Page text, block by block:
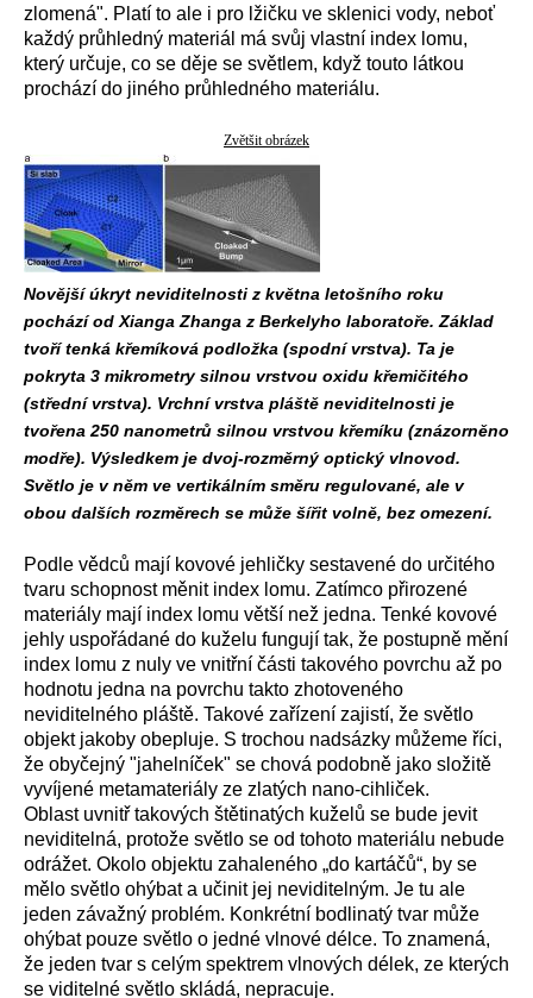
zlomená". Platí to ale i pro lžičku ve sklenici vody, neboť
každý průhledný materiál má svůj vlastní index lomu,
který určuje, co se děje se světlem, když touto látkou
prochází do jiného průhledného materiálu.
Zvětšit obrázek
Novější úkryt neviditelnosti z května letošního roku
pochází od Xianga Zhanga z Berkelyho laboratoře. Základ
tvoří tenká křemíková podložka (spodní vrstva). Ta je
pokryta 3 mikrometry silnou vrstvou oxidu křemičitého
(střední vrstva). Vrchní vrstva pláště neviditelnosti je
tvořena 250 nanometrů silnou vrstvou křemíku (znázorněno
modře). Výsledkem je dvoj-rozměrný optický vlnovod.
Světlo je v něm ve vertikálním směru regulované, ale v
obou dalších rozměrech se může šířit volně, bez omezení.
Podle vědců mají kovové jehličky sestavené do určitého
tvaru schopnost měnit index lomu. Zatímco přirozené
materiály mají index lomu větší než jedna. Tenké kovové
jehly uspořádané do kuželu fungují tak, že postupně mění
index lomu z nuly ve vnitřní části takového povrchu až po
hodnotu jedna na povrchu takto zhotoveného
neviditelného pláště. Takové zařízení zajistí, že světlo
objekt jakoby obepluje. S trochou nadsázky můžeme říci,
že obyčejný "jahelníček" se chová podobně jako složitě
vyvíjené metamateriály ze zlatých nano-cihliček.
Oblast uvnitř takových štětinatých kuželů se bude jevit
neviditelná, protože světlo se od tohoto materiálu nebude
odrážet. Okolo objektu zahaleného „do kartáčů“, by se
mělo světlo ohýbat a učinit jej neviditelným. Je tu ale
jeden závažný problém. Konkrétní bodlinatý tvar může
ohýbat pouze světlo o jedné vlnové délce. To znamená,
že jeden tvar s celým spektrem vlnových délek, ze kterých
se viditelné světlo skládá, nepracuje.